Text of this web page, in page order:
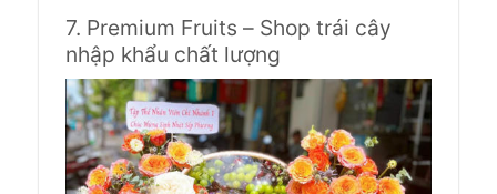
7. Premium Fruits – Shop trái cây
nhập khẩu chất lượng